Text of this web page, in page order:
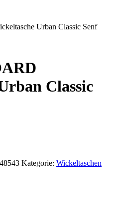
Urban Classic Senf
Classic
Kategorie: Wickeltaschen